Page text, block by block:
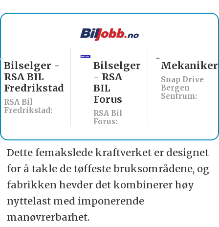
RSA Bil
Bilselger
- RSA
BIL
Forus
Snap Drive
Bergen
Sentrum:
Mekaniker
Billakkerer
søkes til
Werksta
Åsane
Dette femakslede kraftverket er designet
for å takle de tøffeste bruksområdene, og
fabrikken hevder det kombinerer høy
nyttelast med imponerende
manøvrerbarhet.